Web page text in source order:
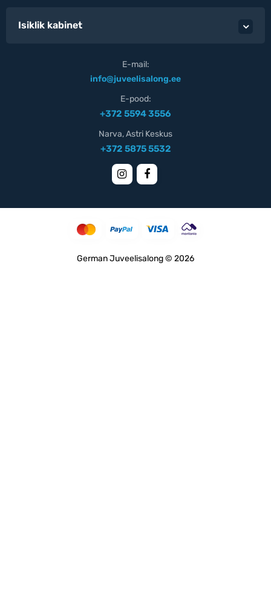
Isiklik kabinet
E-mail:
info@juveelisalong.ee
E-pood:
+372 5594 3556
Narva, Astri Keskus
+372 5875 5532
German Juveelisalong © 2026